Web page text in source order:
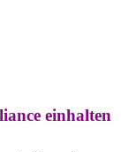
einhalten